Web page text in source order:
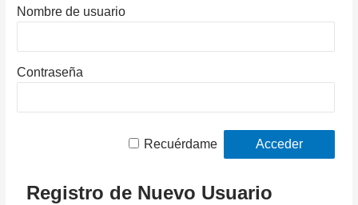
Nombre de usuario
Contraseña
Recuérdame
Registro de Nuevo Usuario